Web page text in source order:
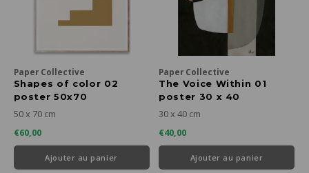
Paper Collective
Shapes of color 02
poster 50x70
50 x 70 cm
€60,00
Ajouter au panier
Paper Collective
The Voice Within 01
poster 30 x 40
30 x 40 cm
€40,00
Ajouter au panier